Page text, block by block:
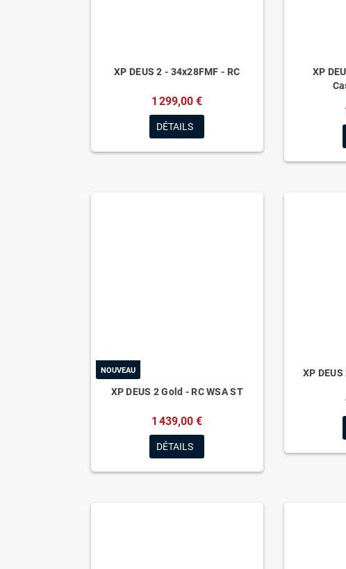
XP DEUS 2 - 34x28FMF - RC
1 299,00 €
DÉTAILS
XP
NOUVEAU
XP DEUS 2 Gold - RC WSA ST
1 439,00 €
DÉTAILS
XP